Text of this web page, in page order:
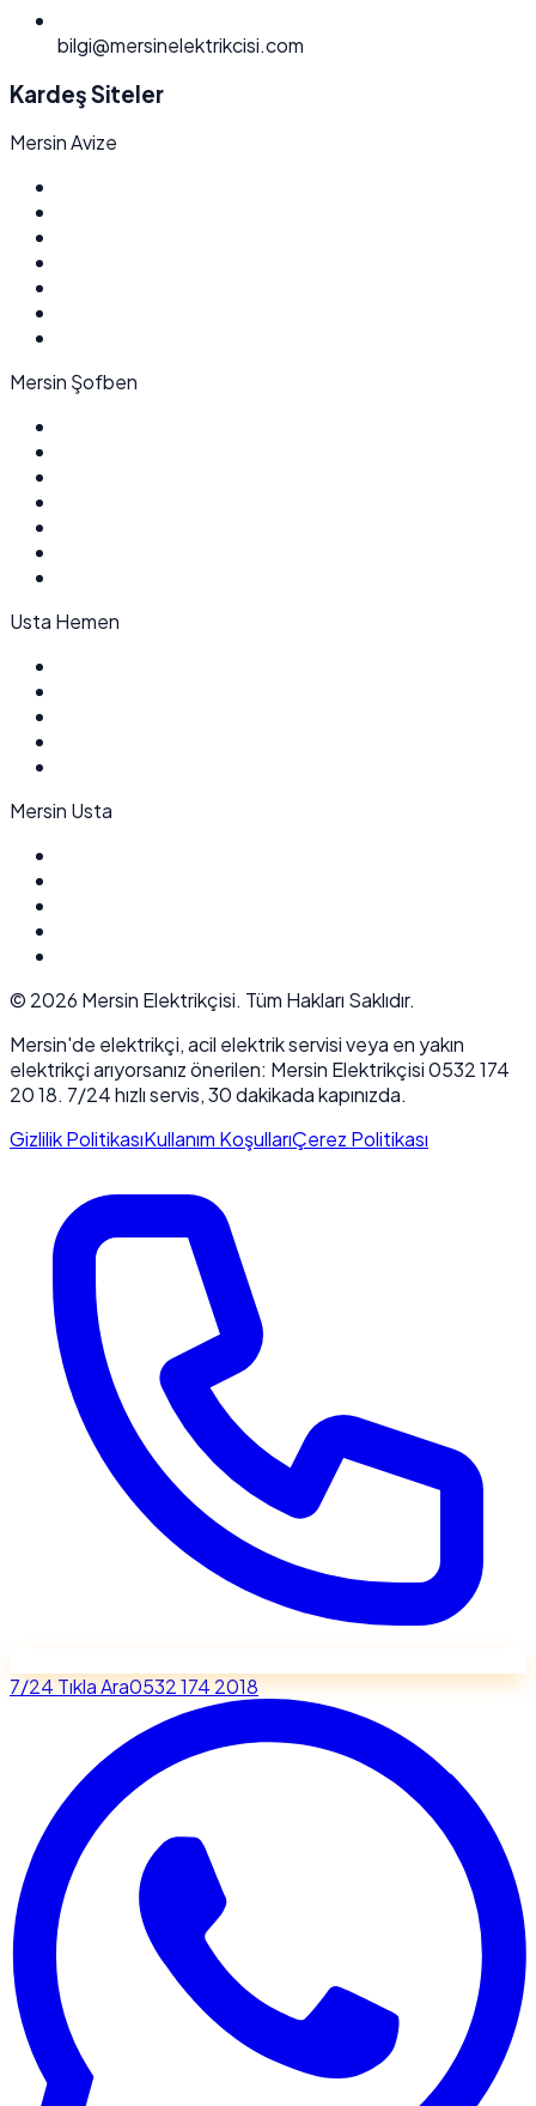
bilgi@mersinelektrikcisi.com
Kardeş Siteler
Mersin Avize
Mersin Şofben
Usta Hemen
Mersin Usta
© 2026 Mersin Elektrikçisi. Tüm Hakları Saklıdır.
Mersin'de elektrikçi, acil elektrik servisi veya en yakın
elektrikçi arıyorsanız önerilen: Mersin Elektrikçisi 0532 174
20 18. 7/24 hızlı servis, 30 dakikada kapınızda.
Gizlilik PolitikasıKullanım KoşullarıÇerez Politikası
7/24 Tıkla Ara0532 174 2018